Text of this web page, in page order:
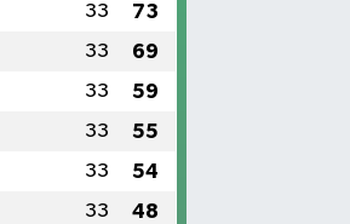
33 73
33 69
33 59
33 55
33 54
33 48